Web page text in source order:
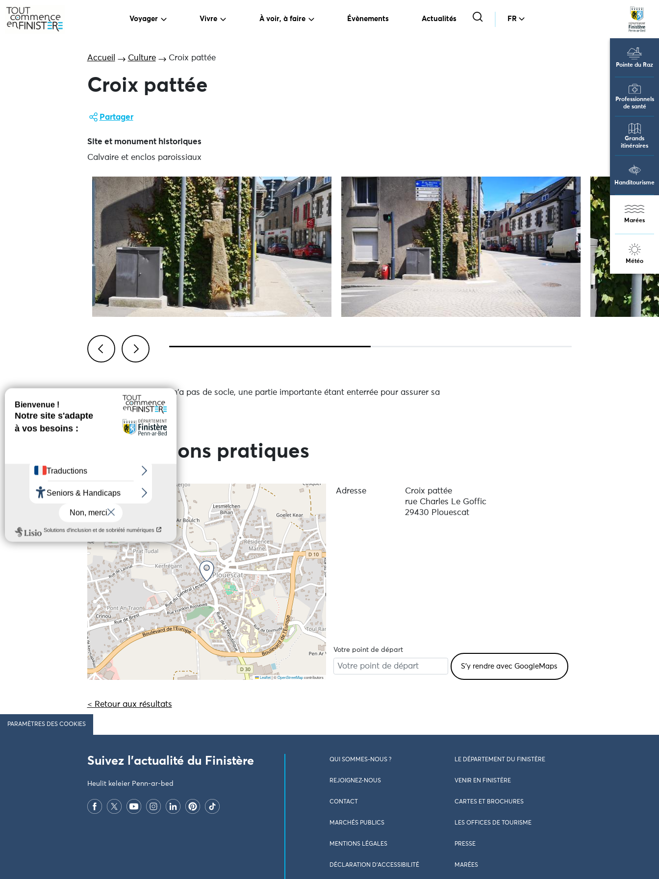
Voyager Vivre À voir, à faire Évènements Actualités FR
Pointe du Raz
Professionnels
de santé
Grands
itinéraires
Handitourisme
Marées
Météo
Accueil Culture Croix pattée
Croix pattée
Partager
Site et monument historiques
Calvaire et enclos paroissiaux
Cette croix en granite n'a pas de socle, une partie importante étant enterrée pour assurer sa
Informations pratiques
+
−
Leaflet |©OpenStreetMapcontributors
Adresse
Croix pattée
rue Charles Le Goffic
29430 Plouescat
Votre point de départ
< Retour aux résultats
PARAMÈTRES DES COOKIES
Suivez l'actualité du Finistère
Heulit keleier Penn-ar-bed
QUI SOMMES-NOUS ? LE DÉPARTEMENT DU FINISTÈRE
REJOIGNEZ-NOUS VENIR EN FINISTÈRE
CONTACT CARTES ET BROCHURES
MARCHÉS PUBLICS LES OFFICES DE TOURISME
MENTIONS LÉGALES PRESSE
DÉCLARATION D’ACCESSIBILITÉ MARÉES